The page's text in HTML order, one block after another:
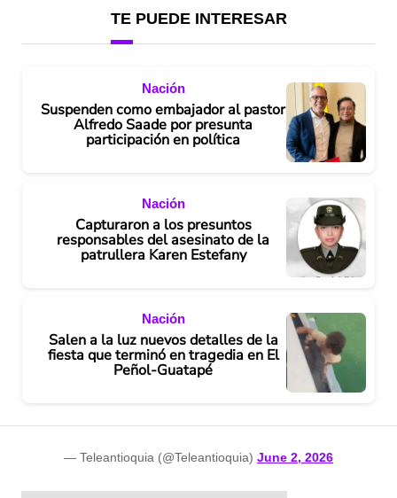
TE PUEDE INTERESAR
Nación
Suspenden como embajador al pastor
Alfredo Saade por presunta
participación en política
Nación
Capturaron a los presuntos
responsables del asesinato de la
patrullera Karen Estefany
Nación
Salen a la luz nuevos detalles de la
fiesta que terminó en tragedia en El
Peñol-Guatapé
— Teleantioquia (@Teleantioquia) June 2, 2026